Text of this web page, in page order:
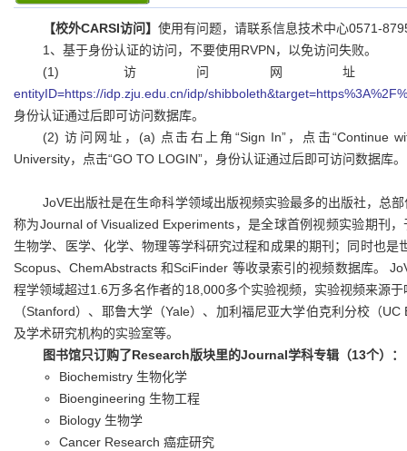
【校外CARSI访问】使用有问题，请联系信息技术中心0571-
1、基于身份认证的访问，不要使用RVPN，以免访问失败。
(1) 访问网
entityID=https://idp.zju.edu.cn/idp/
身份认证通过后即可访问数据库。
(2) 访问网址，(a) 点击右上角“Sign In”，点击“Continue
University，点击“GO TO LOGIN”，身份认证通过后即可访问数据库。
JoVE出版社是在生命科学领域出版视频实验最多的出版社，总
称为Journal of Visualized Experiments，是全球首例视频实验期刊
生物学、医学、化学、物理等学科研究过程和成果的期刊；同时也
Scopus、ChemAbstracts 和SciFinder 等收录索引的视频数据库。
程学领域超过1.6万多名作者的18,000多个实验视频，实验视频来源
（Stanford）、耶鲁大学（Yale）、加利福尼亚大学伯克利分校（
及学术研究机构的实验室等。
图书馆只订购了Research版块里的Journal学科专辑（13个）：
Biochemistry 生物化学
Bioengineering 生物工程
Biology 生物学
Cancer Research 癌症研究